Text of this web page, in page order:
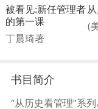
被看见:新任管理者
的第一课
丁晨琦著
(
书目简介
“从历史看管理”系